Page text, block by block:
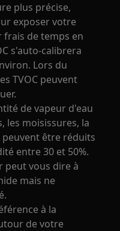
plus précise,
exposer votre
de temps en
s'auto-calibrera
Lors du
TVOC peuvent
de vapeur d'eau
les moisissures, la
être réduits
entre 30 et 50%.
vous dire à
mais ne
à la
de votre